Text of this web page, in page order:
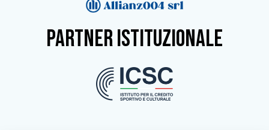
partner istituzionale